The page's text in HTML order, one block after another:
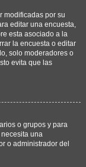
modificadas por su
editar una encuesta,
esta asociado a la
la encuesta o editar
solo moderadores o
evita que las
o grupos y para
una
o administrador del